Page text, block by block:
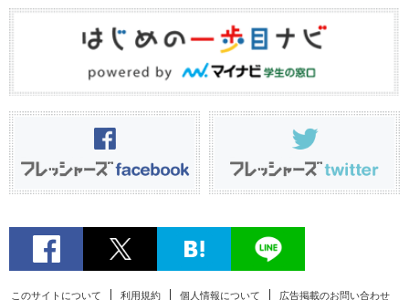
このサイトについて 利用規約 個人情報について 広告掲載のお問い合わせ